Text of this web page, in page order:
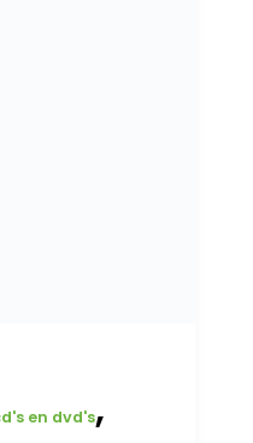
en dvd's,